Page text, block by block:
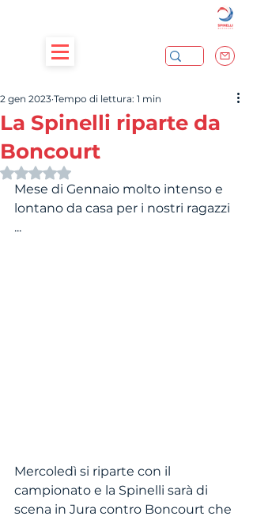
La Spinelli riparte da
Boncourt
2 gen 2023 Tempo di lettura: 1 min
Valutazione NaN stelle su 5.
Mese di Gennaio molto intenso e
lontano da casa per i nostri ragazzi
...
Mercoledì si riparte con il
campionato e la Spinelli sarà di
scena in Jura contro Boncourt che